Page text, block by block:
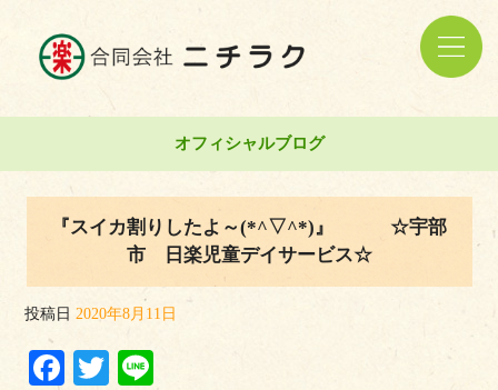
オフィシャルブログ
『スイカ割りしたよ～(*^▽^*)』 ☆宇部
市 日楽児童デイサービス☆
投稿日 2020年8月11日
Facebook
Twitter